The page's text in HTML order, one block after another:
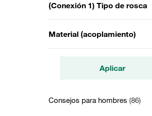
(Conexión 1) Tipo de rosca
Material (acoplamiento)
Aplicar
Consejos para hombres (86)